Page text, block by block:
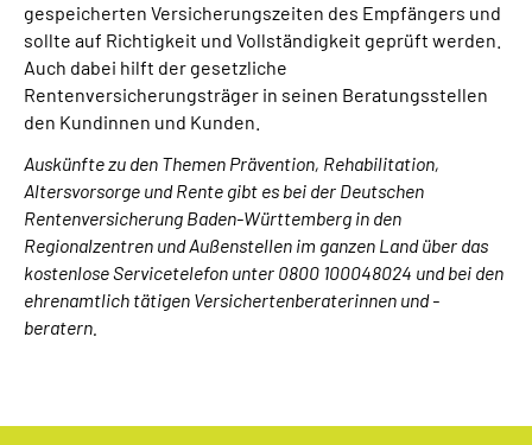
gespeicherten Versicherungszeiten des Empfängers und
sollte auf Richtigkeit und Vollständigkeit geprüft werden.
Auch dabei hilft der gesetzliche
Rentenversicherungsträger in seinen Beratungsstellen
den Kundinnen und Kunden.
Auskünfte zu den Themen Prävention, Rehabilitation,
Altersvorsorge und Rente gibt es bei der Deutschen
Rentenversicherung Baden-Württemberg in den
Regionalzentren und Außenstellen im ganzen Land über das
kostenlose Servicetelefon unter 0800 100048024 und bei den
ehrenamtlich tätigen Versichertenberaterinnen und -
beratern.